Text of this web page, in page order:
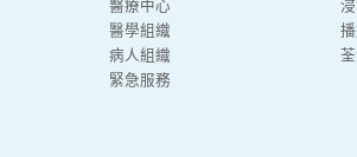
醫療中心
醫學組織
病人組織
緊急服務